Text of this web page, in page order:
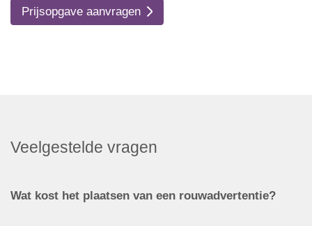
Prijsopgave aanvragen
Veelgestelde vragen
Wat kost het plaatsen van een rouwadvertentie?